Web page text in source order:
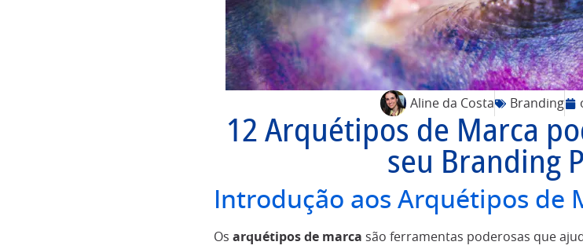
Aline da Costa Branding
12 Arquétipos de Marca
seu Branding
Introdução aos Arquétipos de
Os arquétipos de marca são ferramentas poderosas que